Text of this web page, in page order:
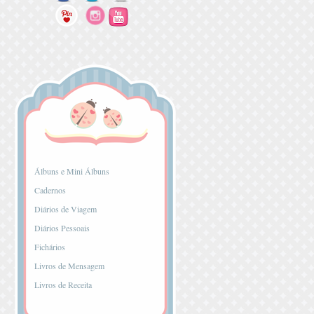
Álbuns e Mini Álbuns
Cadernos
Diários de Viagem
Diários Pessoais
Fichários
Livros de Mensagem
Livros de Receita